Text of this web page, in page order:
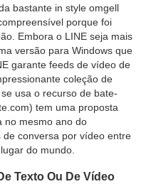
bastante in style omgell
porque foi
Embora o LINE seja mais
versão para Windows que
garante feeds de vídeo de
coleção de
usa o recurso de bate-
tem uma proposta
no mesmo ano do
conversa por vídeo entre
do mundo.
Texto Ou De Vídeo